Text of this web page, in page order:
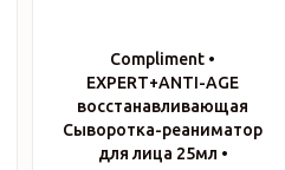
Compliment •
EXPERT+ANTI-AGE
восстанавливающая
Сыворотка-реаниматор
для лица 25мл •